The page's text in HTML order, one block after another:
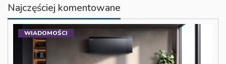
Najczęściej komentowane
WIADOMOŚCI